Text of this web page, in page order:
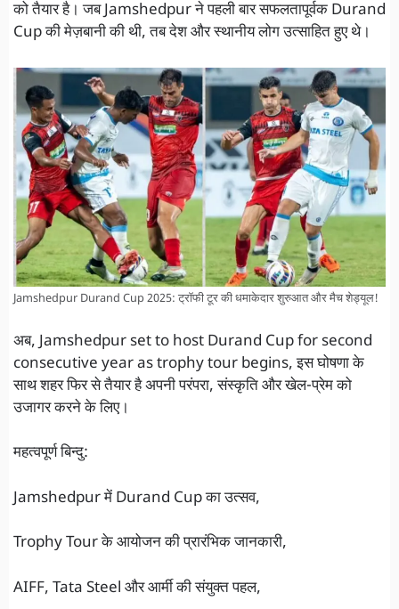
को तैयार है। जब Jamshedpur ने पहली बार सफलतापूर्वक Durand
Cup की मेज़बानी की थी, तब देश और स्थानीय लोग उत्साहित हुए थे।
Jamshedpur Durand Cup 2025: ट्रॉफी टूर की धमाकेदार शुरुआत और मैच शेड्यूल!
अब, Jamshedpur set to host Durand Cup for second
consecutive year as trophy tour begins, इस घोषणा के
साथ शहर फिर से तैयार है अपनी परंपरा, संस्कृति और खेल-प्रेम को
उजागर करने के लिए।
महत्वपूर्ण बिन्दु:
Jamshedpur में Durand Cup का उत्सव,
Trophy Tour के आयोजन की प्रारंभिक जानकारी,
AIFF, Tata Steel और आर्मी की संयुक्त पहल,